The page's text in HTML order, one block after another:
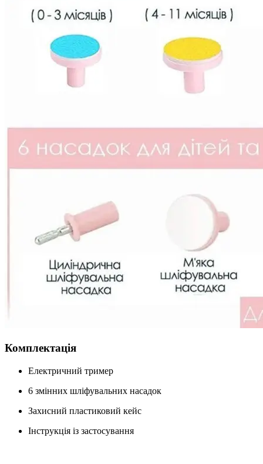
Комплектація
Електричний тример
6 змінних шліфувальних насадок
Захисний пластиковий кейс
Інструкція із застосування